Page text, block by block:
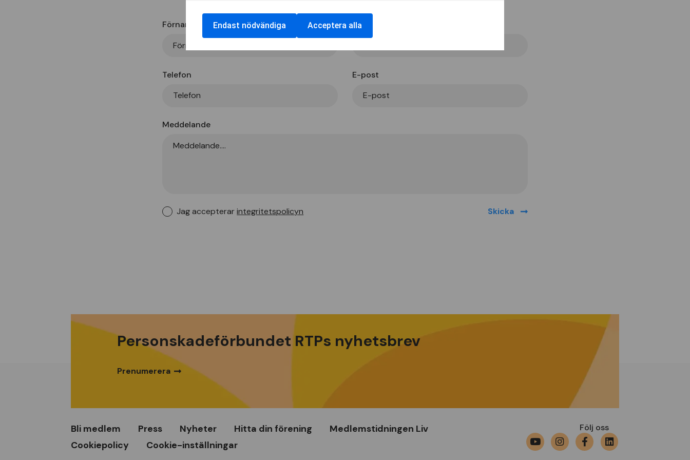
Förnamn Efternamn
Telefon E-post
Meddelande
Jag accepterarintegritetspolicyn
Personskadeförbundet RTPs nyhetsbrev
Prenumerera
Bli medlem Press Nyheter Hitta din förening
Medlemstidningen Liv
Cookiepolicy
Cookie-inställningar
Följ oss
Endast nödvändiga Acceptera alla